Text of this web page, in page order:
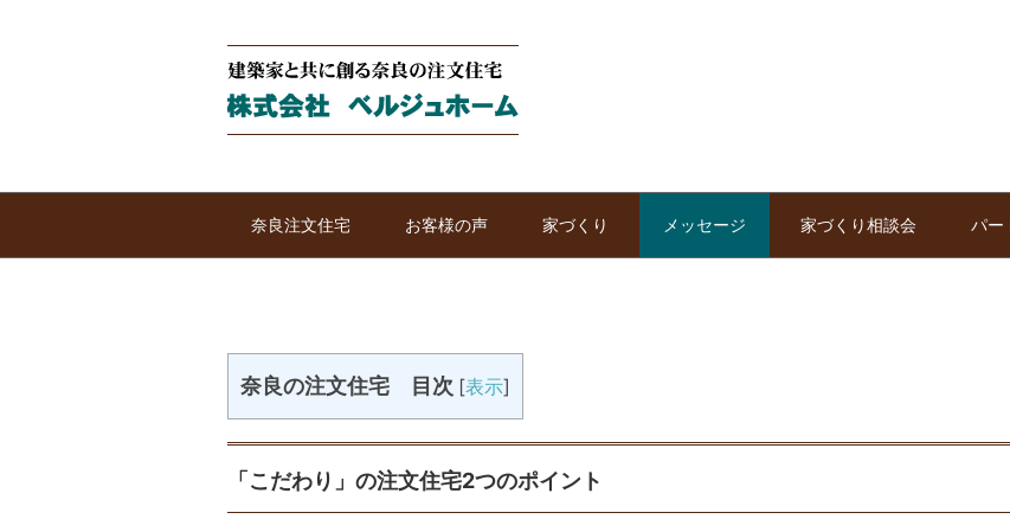
奈良注文住宅 お客様の声 家づくり メッセージ 家づくり相談会 パー
奈良の注文住宅 目次 [表示]
「こだわり」の注文住宅2つのポイント